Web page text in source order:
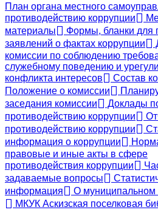
План органа местного
противодействию коррупции
материалы
Формы, бланки для
заявлений о фактах коррупции
комиссии по соблюдению
служебному поведению и
конфликта интересов
Состав
Положение о комиссии
заседания комиссии
Доклады
противодействию коррупции
противодействию коррупции
информация о коррупции
правовые и иные акты в сфере
противодействия коррупции
задаваемые вопросы
информация
О муниципальном
МКУК Аскизская поселковая